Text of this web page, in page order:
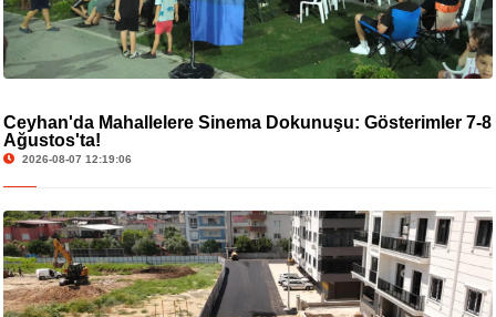
Ceyhan'da Mahallelere Sinema Dokunuşu: Gösterimler 7-8
Ağustos'ta!
2026-08-07 12:19:06